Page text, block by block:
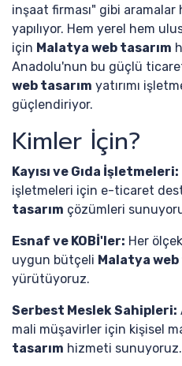
inşaat firması" gibi
yapılıyor. Hem yerel hem
için Malatya web tasarım
Anadolu'nun bu güçlü
web tasarım yatırımı
güçlendiriyor.
Kimler İçin?
Kayısı ve Gıda İşletmeleri:
işletmeleri için e-ticaret
tasarım çözümleri
Esnaf ve KOBİ'ler: Her
uygun bütçeli Malatya web
yürütüyoruz.
Serbest Meslek Sahipleri:
mali müşavirler için kişisel
tasarım hizmeti sunuyoruz.